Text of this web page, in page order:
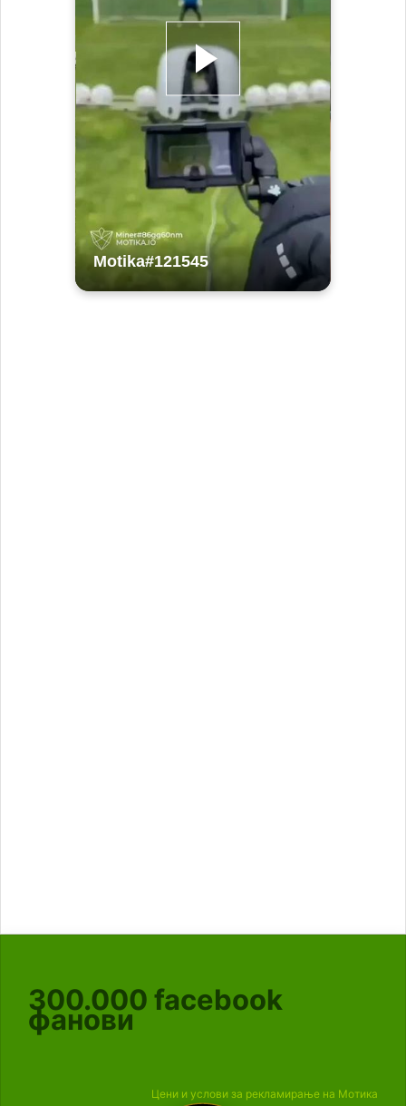
300.000 facebook
фанови
Цени и услови за рекламирање на Мотика